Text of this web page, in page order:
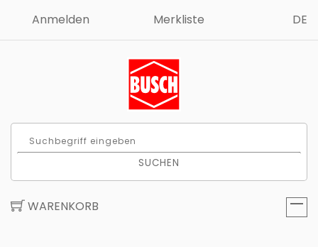
Anmelden Merkliste DE
SUCHEN
WARENKORB